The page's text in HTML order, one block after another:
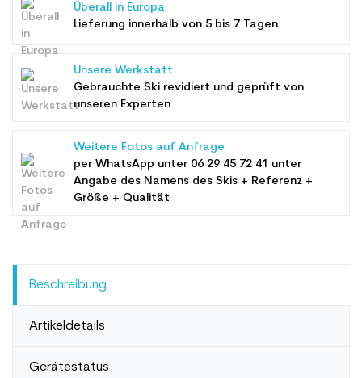
Überall in Europa
Lieferung innerhalb von 5 bis 7 Tagen
Unsere Werkstatt
Gebrauchte Ski revidiert und geprüft von
unseren Experten
Weitere Fotos auf Anfrage
per WhatsApp unter 06 29 45 72 41 unter
Angabe des Namens des Skis + Referenz +
Größe + Qualität
Beschreibung
Artikeldetails
Gerätestatus